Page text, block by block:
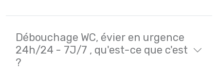
Débouchage WC, évier en urgence
24h/24 - 7J/7 , qu'est-ce que c'est
?